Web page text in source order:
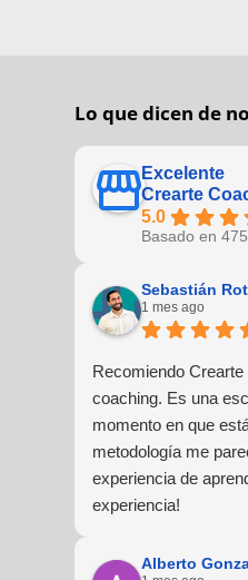
Lo que dicen de
Excelente
Crearte
5.0
Basado en
Sebastián
1 mes ago
Recomiendo
coaching. Es una
momento en que
metodología me
experiencia de
experiencia!
Alberto